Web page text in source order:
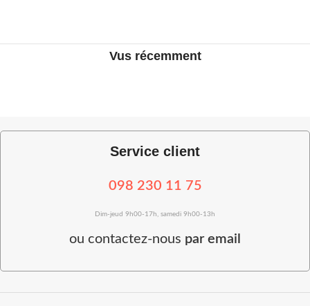
Vus récemment
Service client
098 230 11 75
Dim-jeud 9h00-17h, samedi 9h00-13h
ou contactez-nous par email